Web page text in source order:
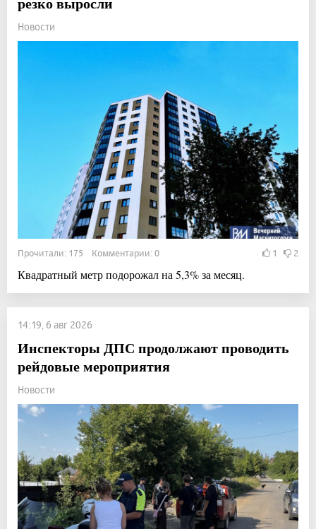
Новости
Прочитали: 175 Комментарии: 0 1 2
Квадратный метр подорожал на 5,3% за месяц.
14:19, 6 авг 2026
Инспекторы ДПС продолжают проводить
рейдовые мероприятия
Новости